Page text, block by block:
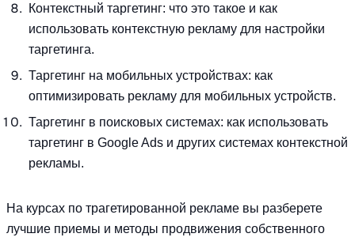
Контекстный таргетинг: что это такое и как
использовать контекстную рекламу для настройки
таргетинга.
Таргетинг на мобильных устройствах: как
оптимизировать рекламу для мобильных устройств.
Таргетинг в поисковых системах: как использовать
таргетинг в Google Ads и других системах контекстной
рекламы.
На курсах по трагетированной рекламе вы разберете
лучшие приемы и методы продвижения собственного